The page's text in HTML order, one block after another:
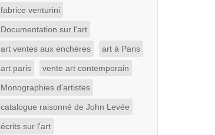
fabrice venturini
Documentation sur l'art
art ventes aux enchères art à Paris
art paris vente art contemporain
Monographies d'artistes
catalogue raisonné de John Levée
écrits sur l'art